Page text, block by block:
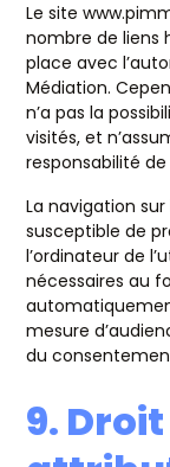
Le site
nombre de liens
place avec
Médiation.
n’a pas la
visités, et
responsabilité
La navigation
susceptible de
l’ordinateur de
nécessaires au
mesure
du
9.